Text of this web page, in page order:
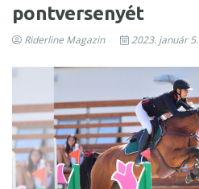
pontversenyét
Riderline Magazin 2023. január 5.